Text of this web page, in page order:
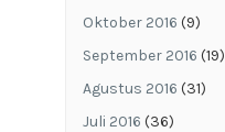
Oktober 2016 (9)
September 2016 (19)
Agustus 2016 (31)
Juli 2016 (36)